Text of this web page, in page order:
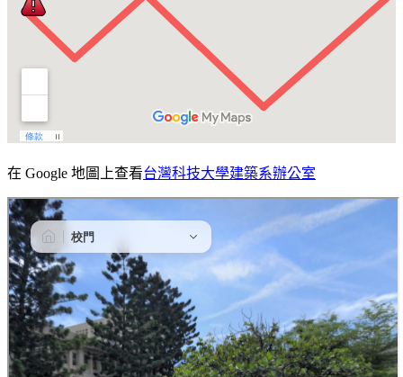
在 Google 地圖上查看台灣科技大學建築系辦公室